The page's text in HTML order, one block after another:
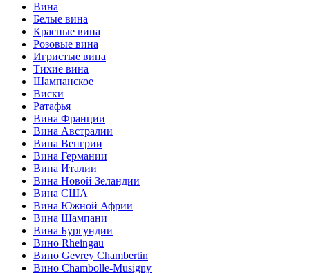
Вина
Белые вина
Красные вина
Розовые вина
Игристые вина
Тихие вина
Шампанское
Виски
Ратафья
Вина Франции
Вина Австралии
Вина Венгрии
Вина Германии
Вина Италии
Вина Новой Зеландии
Вина США
Вина Южной Африи
Вина Шампани
Вина Бургундии
Вино Rheingau
Вино Gevrey Chambertin
Вино Chambolle-Musigny